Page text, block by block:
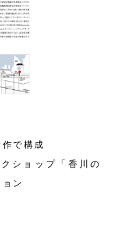
で構成
ショップ「香川の
ン